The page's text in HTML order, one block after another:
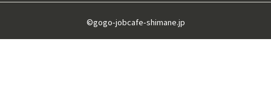
©gogo-jobcafe-shimane.jp